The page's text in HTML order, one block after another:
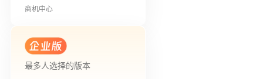
商机中心
最多人选择的版本